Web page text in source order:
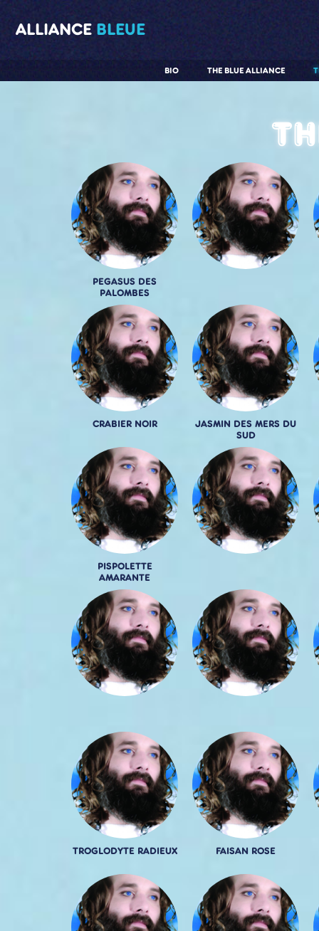
ALLIANCE BLEUE
THE BLUE ALLIANCE
BIO
PEGASUS DES
PALOMBES
CRABIER NOIR
JASMIN DES MERS DU
SUD
PISPOLETTE
AMARANTE
TROGLODYTE RADIEUX FAISAN ROSE